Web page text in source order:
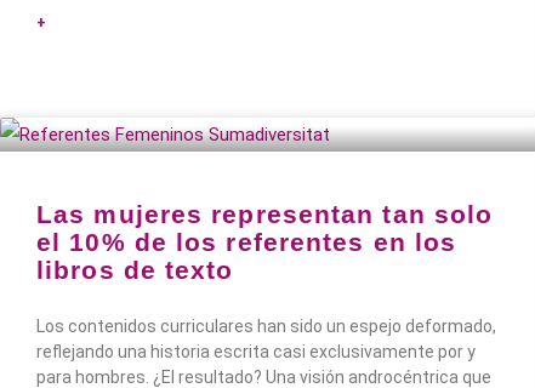
+
Las mujeres representan tan solo
el 10% de los referentes en los
libros de texto
Los contenidos curriculares han sido un espejo deformado,
reflejando una historia escrita casi exclusivamente por y
para hombres. ¿El resultado? Una visión androcéntrica que